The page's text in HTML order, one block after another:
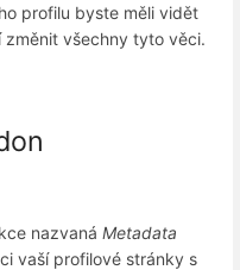
profilu byste měli vidět
všechny tyto věci.
nazvaná Metadata
vaší profilové stránky s